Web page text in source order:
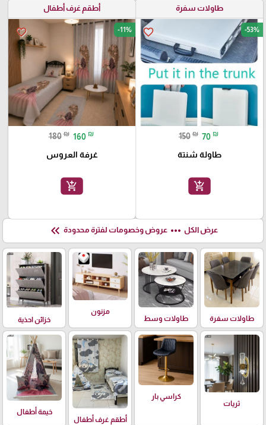
طاولات سفرة
favorite_border -53%
150 ₪ 70 ₪
طاولة شنتة
add_shopping_cart
أطقم غرف أطفال
favorite_border -11%
180 ₪ 160 ₪
غرفة العروس
add_shopping_cart
عرض الكل more_horiz عروض وخصومات لفترة محدودة keyboard_double_arrow_left
طاولات سفرة طاولات وسط
مزنون
خزائن احذية
ثريات
كراسي بار
أطقم غرف أطفال
خيمة أطفال